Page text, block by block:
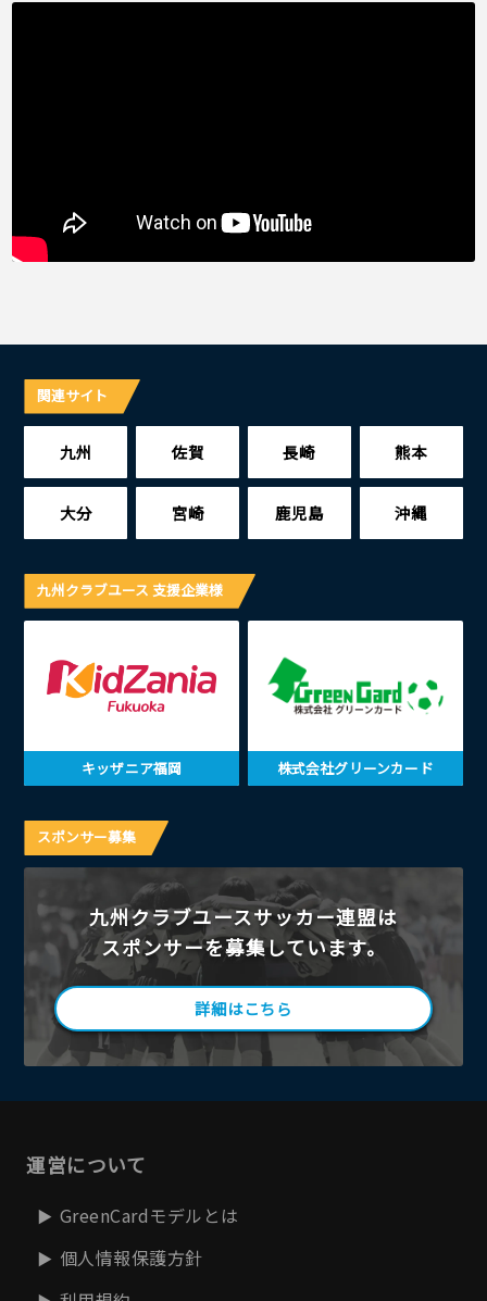
関連サイト
九州 佐賀 長崎 熊本
大分 宮崎 鹿児島 沖縄
九州クラブユース 支援企業様
キッザニア福岡 株式会社グリーンカード
スポンサー募集
九州クラブユースサッカー連盟は
スポンサーを募集しています。
詳細はこちら
運営について
GreenCardモデルとは
個人情報保護方針